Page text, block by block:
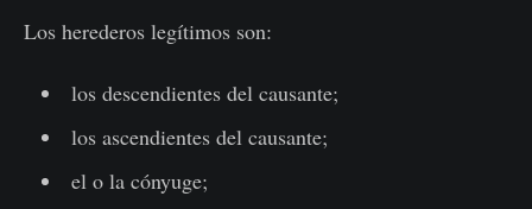
Los herederos legítimos son:
los descendientes del causante;
los ascendientes del causante;
el o la cónyuge;